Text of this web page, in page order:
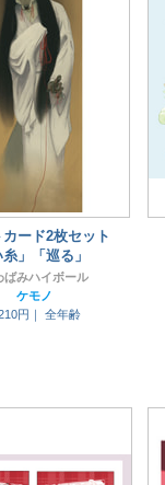
ード2枚セット
糸」「巡る」
ばみハイボール
ケモノ
円｜
全年齢